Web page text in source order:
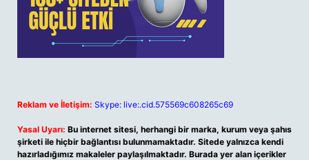
Reklam ve İletişim: Skype: live:.cid.575569c608265c69
Yasal Uyarı: Bu internet sitesi, herhangi bir marka, kurum veya şahıs
şirketi ile hiçbir bağlantısı bulunmamaktadır. Sitede yalnızca kendi
hazırladığımız makaleler paylaşılmaktadır. Burada yer alan içerikler